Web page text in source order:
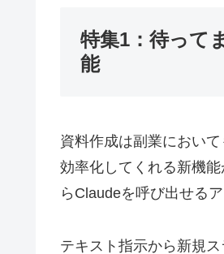
特集1：待って
能
資料作成は副業におい
効率化してくれる新機
らClaudeを呼び出せる
テキスト指示から新規